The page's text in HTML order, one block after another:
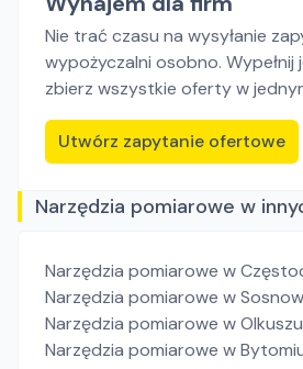
Nie trać czasu na wysyłanie
wypożyczalni osobno. Wypełnij
zbierz wszystkie oferty w
Utwórz zapytanie ofertowe
Narzędzia pomiarowe w
Narzędzia pomiarowe w
Narzędzia pomiarowe w
Narzędzia pomiarowe w Olkuszu
Narzędzia pomiarowe w